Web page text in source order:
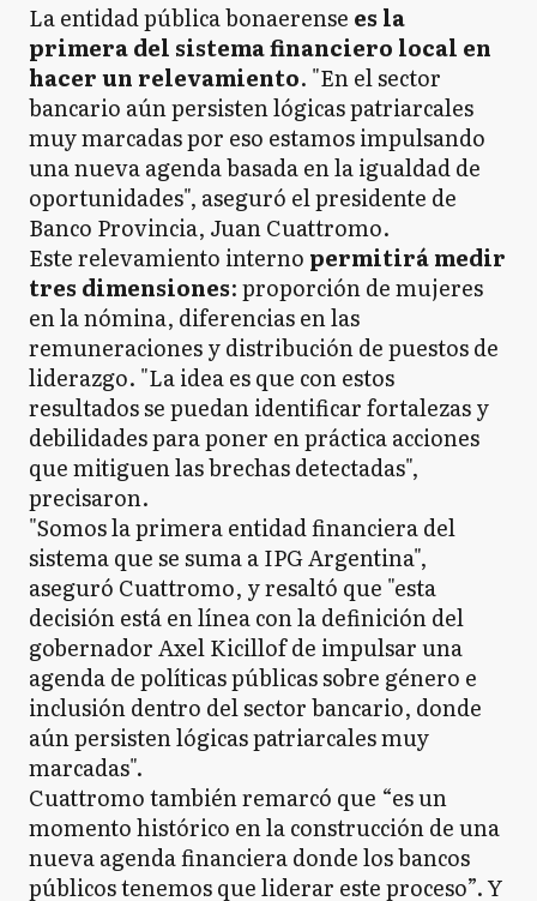
La entidad pública bonaerense es la
primera del sistema financiero local en
hacer un relevamiento. "En el sector
bancario aún persisten lógicas patriarcales
muy marcadas por eso estamos impulsando
una nueva agenda basada en la igualdad de
oportunidades", aseguró el presidente de
Banco Provincia, Juan Cuattromo.
Este relevamiento interno permitirá medir
tres dimensiones: proporción de mujeres
en la nómina, diferencias en las
remuneraciones y distribución de puestos de
liderazgo. "La idea es que con estos
resultados se puedan identificar fortalezas y
debilidades para poner en práctica acciones
que mitiguen las brechas detectadas",
precisaron.
"Somos la primera entidad financiera del
sistema que se suma a IPG Argentina",
aseguró Cuattromo, y resaltó que "esta
decisión está en línea con la definición del
gobernador Axel Kicillof de impulsar una
agenda de políticas públicas sobre género e
inclusión dentro del sector bancario, donde
aún persisten lógicas patriarcales muy
marcadas".
Cuattromo también remarcó que “es un
momento histórico en la construcción de una
nueva agenda financiera donde los bancos
públicos tenemos que liderar este proceso”. Y